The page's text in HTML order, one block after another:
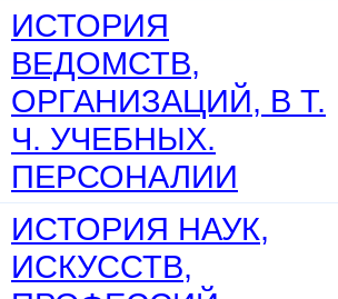
ИСТОРИЯ
ВЕДОМСТВ,
ОРГАНИЗАЦИЙ, В Т.
Ч. УЧЕБНЫХ.
ПЕРСОНАЛИИ
ИСТОРИЯ НАУК,
ИСКУССТВ,